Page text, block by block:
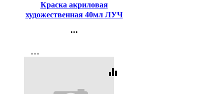
Краска акриловая
художественная 40мл ЛУЧ
...
Регистрация
more_horiz
equalizer